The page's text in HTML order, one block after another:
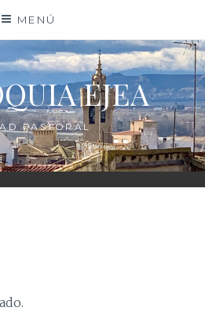
MENÚ
EJEA
PASTORAL